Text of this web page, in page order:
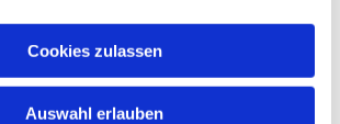
Cookies zulassen
Auswahl erlauben